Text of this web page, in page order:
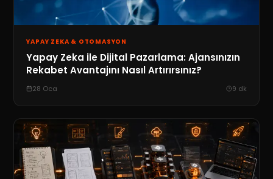
YAPAY ZEKA & OTOMASYON
Yapay Zeka ile Dijital Pazarlama: Ajansınızın
Rekabet Avantajını Nasıl Artırırsınız?
28 Oca 9 dk